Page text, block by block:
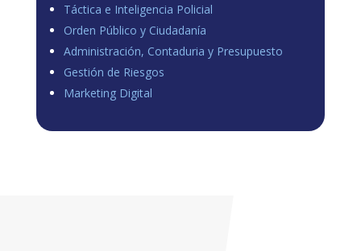
Táctica e Inteligencia Policial
Orden Público y Ciudadanía
Administración, Contaduria y Presupuesto
Gestión de Riesgos
Marketing Digital